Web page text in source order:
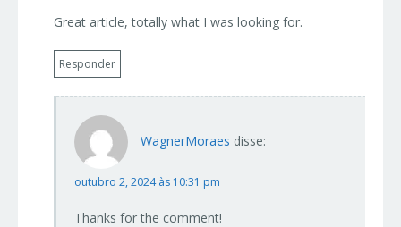
Great article, totally what I was looking for.
Responder
WagnerMoraes disse:
outubro 2, 2024 às 10:31 pm
Thanks for the comment!